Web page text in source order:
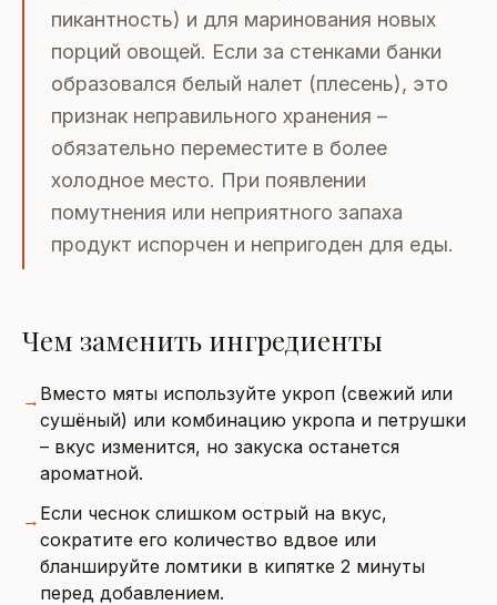
пикантность) и для маринования новых
порций овощей. Если за стенками банки
образовался белый налет (плесень), это
признак неправильного хранения –
обязательно переместите в более
холодное место. При появлении
помутнения или неприятного запаха
продукт испорчен и непригоден для еды.
Чем заменить ингредиенты
→ Вместо мяты используйте укроп (свежий или
сушёный) или комбинацию укропа и петрушки
– вкус изменится, но закуска останется
ароматной.
→ Если чеснок слишком острый на вкус,
сократите его количество вдвое или
бланшируйте ломтики в кипятке 2 минуты
перед добавлением.